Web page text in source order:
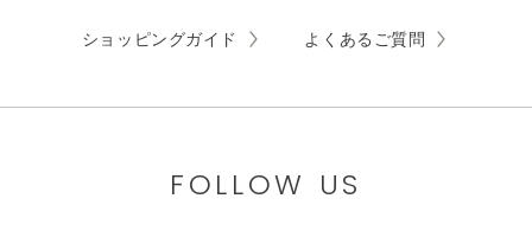
ショッピングガイド よくあるご質問
FOLLOW US